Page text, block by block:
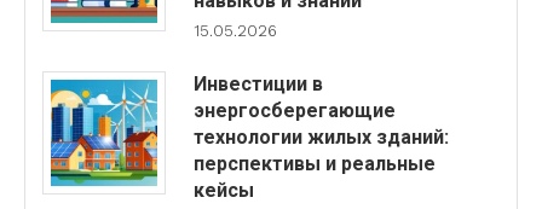
15.05.2026
Инвестиции в
энергосберегающие
технологии жилых зданий:
перспективы и реальные
кейсы